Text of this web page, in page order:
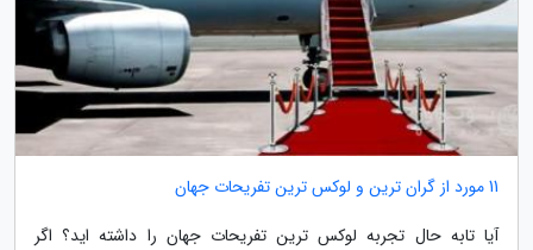
11 مورد از گران ترین و لوکس ترین تفریحات جهان
آیا تابه حال تجربه لوکس ترین تفریحات جهان را داشته اید؟ اگر